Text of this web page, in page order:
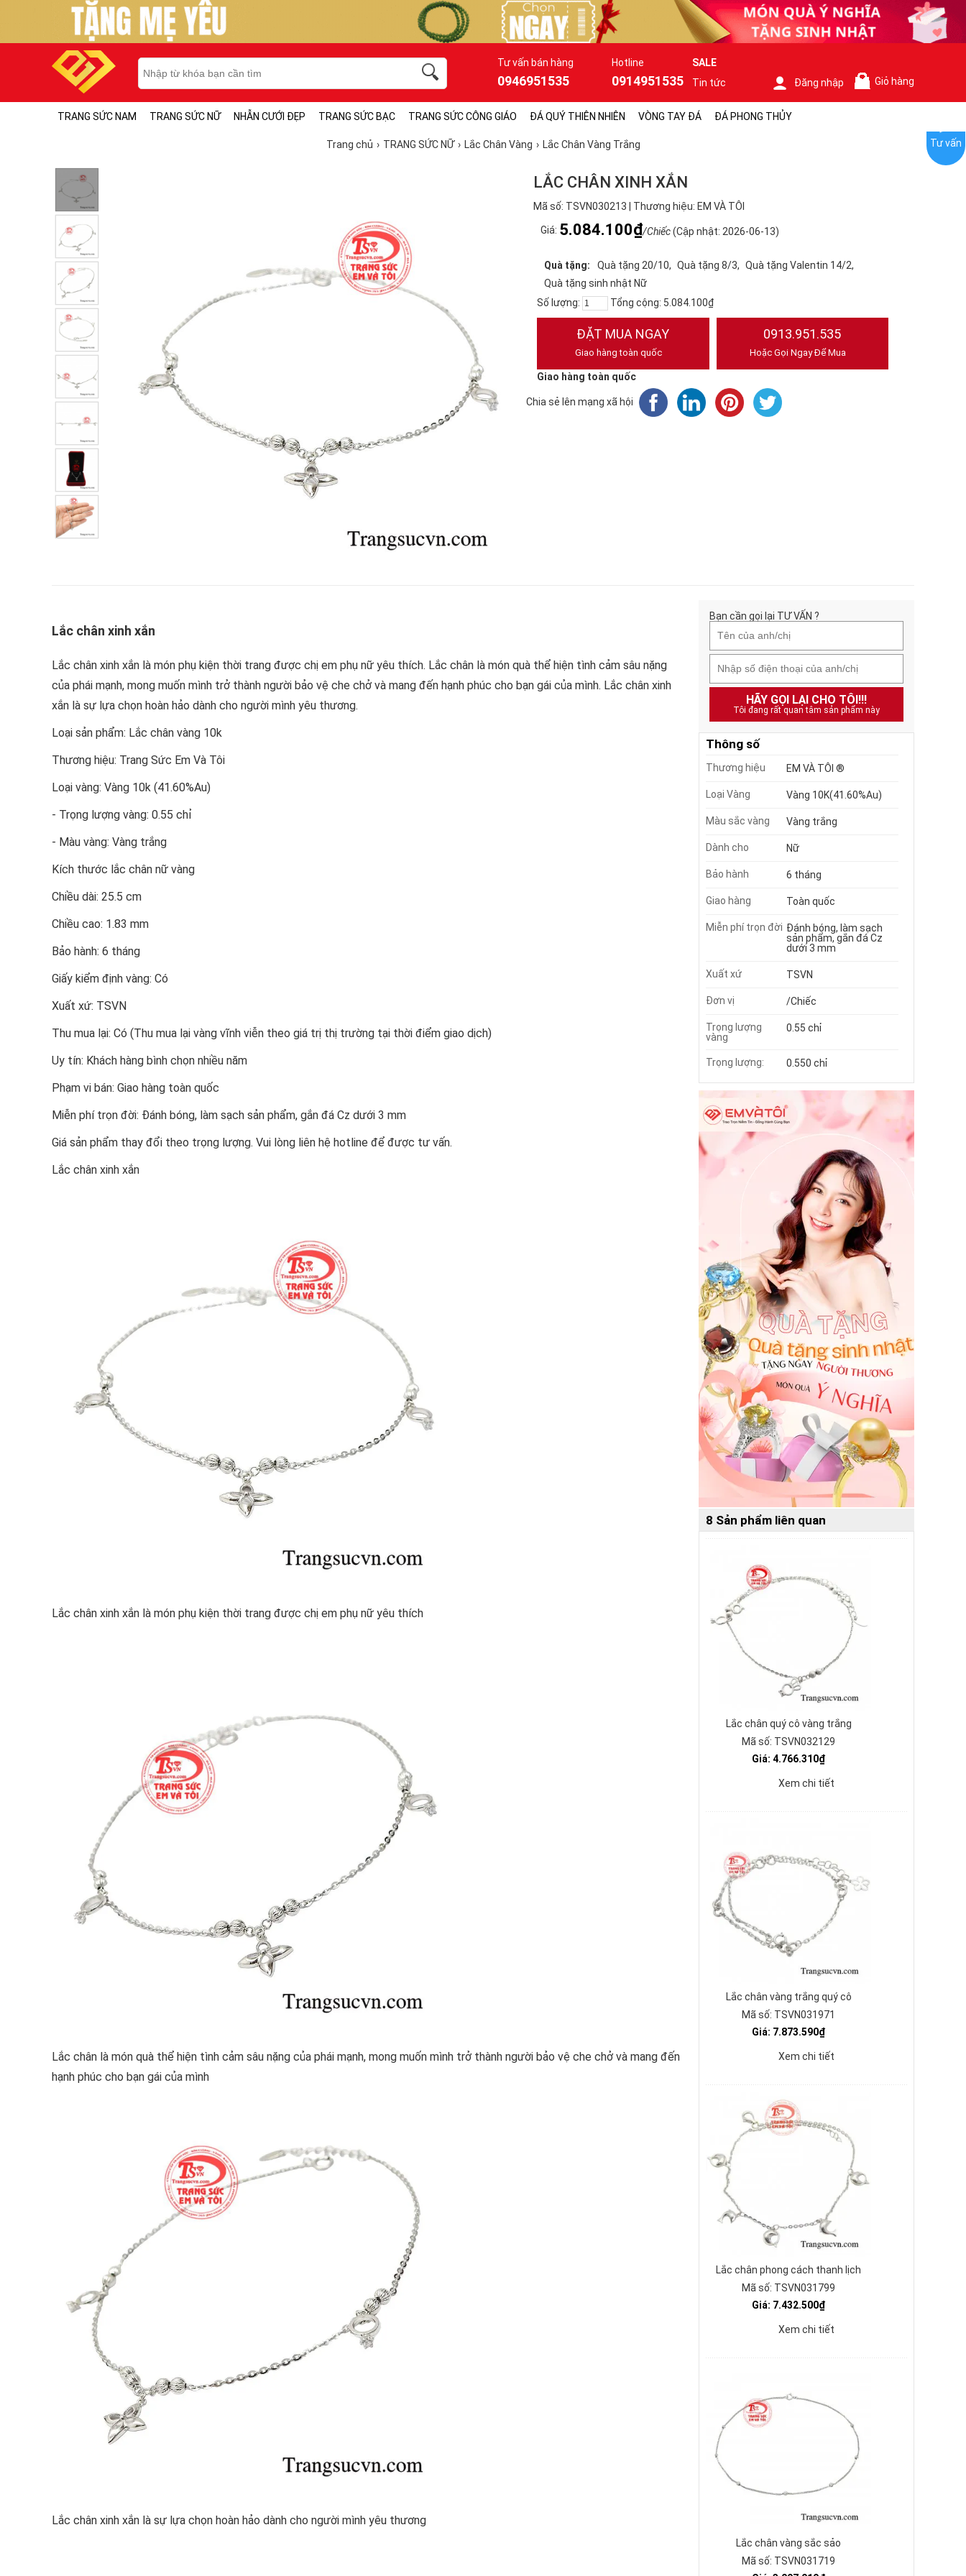
Tư vấn bán hàng
0946951535
Hotline
0914951535
SALE
Tin tức
Đăng nhập Giỏ hàng
TRANG SỨC NAM TRANG SỨC NỮ NHẪN CƯỚI ĐẸP TRANG SỨC BẠC TRANG SỨC CÔNG GIÁO ĐÁ QUÝ THIÊN NHIÊN VÒNG TAY ĐÁ ĐÁ PHONG THỦY
Trang chủ TRANG SỨC NỮ Lắc Chân Vàng Lắc Chân Vàng Trắng
LẮC CHÂN XINH XẮN
Mã số: TSVN030213 | Thương hiệu: EM VÀ TÔI
Giá: 5.084.100₫/Chiếc(Cập nhật: 2026-06-13)
Quà tặng: Quà tặng 20/10 Quà tặng 8/3
Quà tặng Valentin 14/2
Quà tặng sinh nhật Nữ
Số lượng:
Tổng cộng: 5.084.100₫
ĐẶT MUA NGAY
Giao hàng toàn quốc
0913.951.535
Hoặc Gọi Ngay Để Mua
Giao hàng toàn quốc
Chia sẻ lên mạng xã hội
Lắc chân xinh xắn
Lắc chân xinh xắn là món phụ kiện thời trang được chị em phụ nữ yêu thích. Lắc chân là món quà thể hiện tình cảm sâu nặng
của phái mạnh, mong muốn mình trở thành người bảo vệ che chở và mang đến hạnh phúc cho bạn gái của mình. Lắc chân xinh
xắn là sự lựa chọn hoàn hảo dành cho người mình yêu thương.
Loại sản phẩm: Lắc chân vàng 10k
Thương hiệu: Trang Sức Em Và Tôi
Loại vàng: Vàng 10k (41.60%Au)
- Trọng lượng vàng: 0.55 chỉ
- Màu vàng: Vàng trắng
Kích thước lắc chân nữ vàng
Chiều dài: 25.5 cm
Chiều cao: 1.83 mm
Bảo hành: 6 tháng
Giấy kiểm định vàng: Có
Xuất xứ: TSVN
Thu mua lại: Có (Thu mua lại vàng vĩnh viễn theo giá trị thị trường tại thời điểm giao dịch)
Uy tín: Khách hàng bình chọn nhiều năm
Phạm vi bán: Giao hàng toàn quốc
Miễn phí trọn đời: Đánh bóng, làm sạch sản phẩm, gắn đá Cz dưới 3 mm
Giá sản phẩm thay đổi theo trọng lượng. Vui lòng liên hệ hotline để được tư vấn.
Lắc chân xinh xắn
Lắc chân xinh xắn là món phụ kiện thời trang được chị em phụ nữ yêu thích
Lắc chân là món quà thể hiện tình cảm sâu nặng của phái mạnh, mong muốn mình trở thành người bảo vệ che chở và mang đến
hạnh phúc cho bạn gái của mình
Lắc chân xinh xắn là sự lựa chọn hoàn hảo dành cho người mình yêu thương
Bạn cần gọi lại TƯ VẤN ?
HÃY GỌI LẠI CHO TÔI!!!
Tôi đang rất quan tâm sản phẩm này
Thông số
Thương hiệu EM VÀ TÔI ®
Loại Vàng Vàng 10K(41.60%Au)
Màu sắc vàng Vàng trắng
Dành cho Nữ
Bảo hành 6 tháng
Giao hàng Toàn quốc
Miễn phí trọn đời Đánh bóng, làm sạch
sản phẩm, gắn đá Cz
dưới 3 mm
Xuất xứ TSVN
Đơn vị /Chiếc
Trọng lượng
vàng
0.55 chỉ
Trọng lượng: 0.550 chỉ
8 Sản phẩm liên quan
Lắc chân quý cô vàng trắng
Mã số: TSVN032129
Giá: 4.766.310₫
Xem chi tiết
Lắc chân vàng trắng quý cô
Mã số: TSVN031971
Giá: 7.873.590₫
Xem chi tiết
Lắc chân phong cách thanh lịch
Mã số: TSVN031799
Giá: 7.432.500₫
Xem chi tiết
Lắc chân vàng sắc sảo
Mã số: TSVN031719
Tư vấn